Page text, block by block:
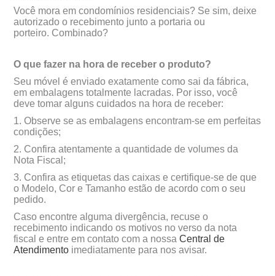
Você mora em condomínios residenciais? Se sim, deixe
autorizado o recebimento junto a portaria ou
porteiro. Combinado?
O que fazer na hora de receber o produto?
Seu móvel é enviado exatamente como sai da fábrica,
em embalagens totalmente lacradas. Por isso, você
deve tomar alguns cuidados na hora de receber:
1. Observe se as embalagens encontram-se em perfeitas
condições;
2. Confira atentamente a quantidade de volumes da
Nota Fiscal;
3. Confira as etiquetas das caixas e certifique-se de que
o Modelo, Cor e Tamanho estão de acordo com o seu
pedido.
Caso encontre alguma divergência, recuse o
recebimento indicando os motivos no verso da nota
fiscal e entre em contato com a nossaCentral de
Atendimento imediatamente para nos avisar.